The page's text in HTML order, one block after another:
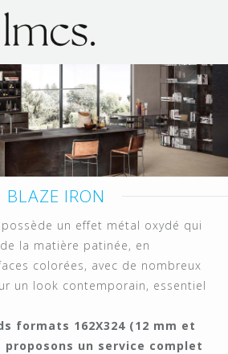
BLAZE IRON
un effet métal oxydé qui
la matière patinée, en
colorées, avec de nombreux
un look contemporain, essentiel
formats 162X324 (12 mm et
proposons un service complet